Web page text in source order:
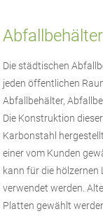
Die städtischen
jeden öffentlichen
Abfallbehälter,
Die Konstruktion
Karbonstahl
einer vom Kunden
kann für die
verwendet werden.
Platten gewählt